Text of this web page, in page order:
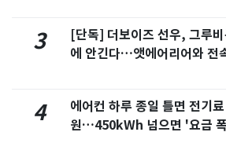
3
[단독] 더보이즈 선우, 그루
에 안긴다…앳에어리어와 전
4
에어컨 하루 종일 틀면 전기
원…450kWh 넘으면 '요금